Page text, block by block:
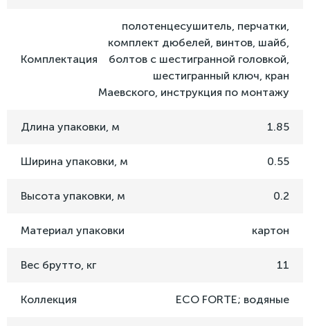
Комплектация
полотенцесушитель, перчатки,
комплект дюбелей, винтов, шайб,
болтов с шестигранной головкой,
шестигранный ключ, кран
Маевского, инструкция по монтажу
Длина упаковки, м 1.85
Ширина упаковки, м 0.55
Высота упаковки, м 0.2
Материал упаковки картон
Вес брутто, кг 11
Коллекция ECO FORTE; водяные